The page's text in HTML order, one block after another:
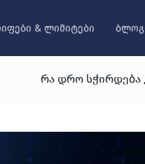
& ლიმიტები
რა დრო სჭირდება